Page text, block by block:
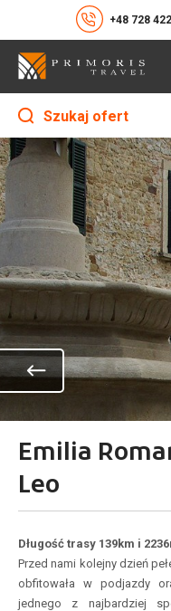
+48 728
Szukaj ofert
Emilia
Leo
Długość trasy 139km i
Przed nami kolejny dzień
obfitowała w podjazdy
jednego z najbardziej